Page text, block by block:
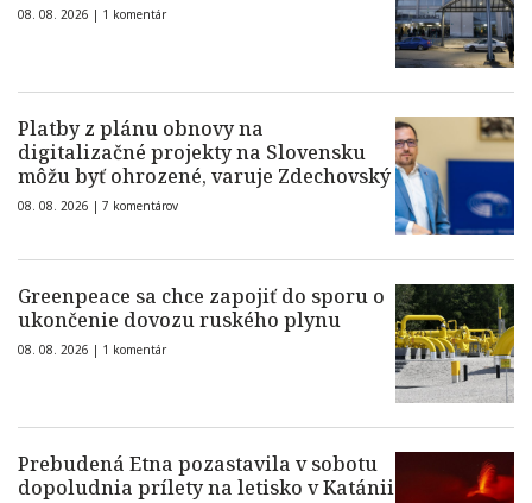
08. 08. 2026 | 1 komentár
Platby z plánu obnovy na
digitalizačné projekty na Slovensku
môžu byť ohrozené, varuje Zdechovský
08. 08. 2026 | 7 komentárov
Greenpeace sa chce zapojiť do sporu o
ukončenie dovozu ruského plynu
08. 08. 2026 | 1 komentár
Prebudená Etna pozastavila v sobotu
dopoludnia prílety na letisko v Katánii